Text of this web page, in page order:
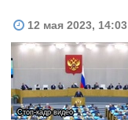
12 мая 2023, 14:03
Стоп-кадр видео